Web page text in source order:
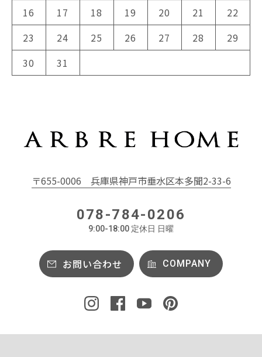
16
17 18 19 20 21
22
23
24 25 26 27 28
29
30
31
〒655-0006 兵庫県神戸市垂水区本多聞2-33-6
078-784-0206
9:00-18:00 定休日 日曜
お問い合わせ COMPANY